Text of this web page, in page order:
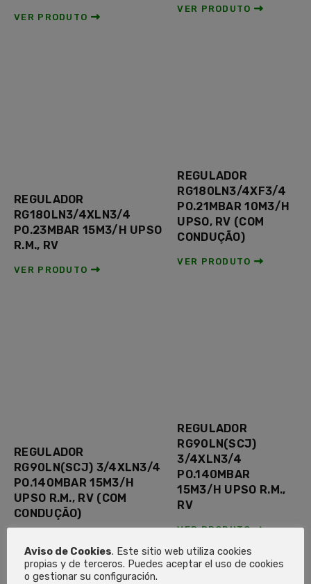
VER PRODUTO
VER PRODUTO
REGULADOR
RG180LN3/4XLN3/4
PO.23MBAR 15M3/H UPSO
R.M., RV
VER PRODUTO
REGULADOR
RG180LN3/4XF3/4
PO.21MBAR 10M3/H
UPSO, RV (COM
CONDUÇÃO)
VER PRODUTO
REGULADOR
RG90LN(SCJ) 3/4XLN3/4
PO.140MBAR 15M3/H
UPSO R.M., RV (COM
CONDUÇÃO)
REGULADOR
RG90LN(SCJ)
3/4XLN3/4
PO.140MBAR
15M3/H UPSO R.M.,
RV
VER PRODUTO
Aviso de Cookies. Este sitio web utiliza cookies
propias y de terceros. Puedes aceptar el uso de cookies
o gestionar su configuración.